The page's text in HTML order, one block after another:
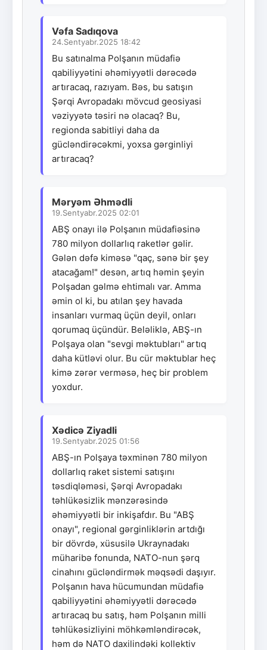
Vəfa Sadıqova
24.Sentyabr.2025 18:42
Bu satınalma Polşanın müdafiə
qabiliyyətini əhəmiyyətli dərəcədə
artıracaq, razıyam. Bəs, bu satışın
Şərqi Avropadakı mövcud geosiyasi
vəziyyətə təsiri nə olacaq? Bu,
regionda sabitliyi daha da
gücləndirəcəkmi, yoxsa gərginliyi
artıracaq?
Məryəm Əhmədli
19.Sentyabr.2025 02:01
ABŞ onayı ilə Polşanın müdafiəsinə
780 milyon dollarlıq raketlər gəlir.
Gələn dəfə kiməsə "qaç, sənə bir şey
atacağam!" desən, artıq həmin şeyin
Polşadan gəlmə ehtimalı var. Amma
əmin ol ki, bu atılan şey havada
insanları vurmaq üçün deyil, onları
qorumaq üçündür. Beləliklə, ABŞ-ın
Polşaya olan "sevgi məktubları" artıq
daha kütləvi olur. Bu cür məktublar heç
kimə zərər verməsə, heç bir problem
yoxdur.
Xədicə Ziyadli
19.Sentyabr.2025 01:56
ABŞ-ın Polşaya təxminən 780 milyon
dollarlıq raket sistemi satışını
təsdiqləməsi, Şərqi Avropadakı
təhlükəsizlik mənzərəsində
əhəmiyyətli bir inkişafdır. Bu "ABŞ
onayı", regional gərginliklərin artdığı
bir dövrdə, xüsusilə Ukraynadakı
müharibə fonunda, NATO-nun şərq
cinahını gücləndirmək məqsədi daşıyır.
Polşanın hava hücumundan müdafiə
qabiliyyətini əhəmiyyətli dərəcədə
artıracaq bu satış, həm Polşanın milli
təhlükəsizliyini möhkəmləndirəcək,
həm də NATO daxilindəki kollektiv